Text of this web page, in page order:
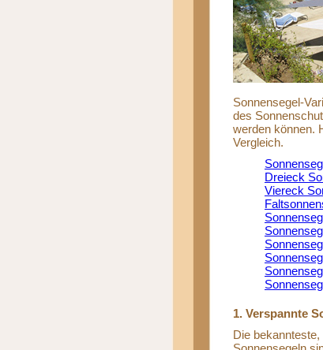
Sonnensegel-
des
werden können.
Vergleich.
Dreieck
Viereck
1. Verspannte
Die